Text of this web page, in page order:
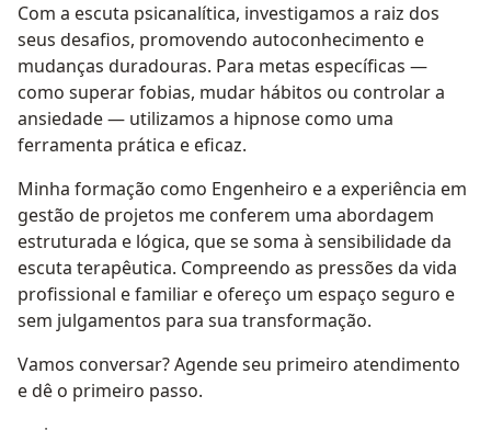
​Com a escuta psicanalítica, investigamos a raiz dos
seus desafios, promovendo autoconhecimento e
mudanças duradouras. Para metas específicas —
como superar fobias, mudar hábitos ou controlar a
ansiedade — utilizamos a hipnose como uma
ferramenta prática e eficaz.
​Minha formação como Engenheiro e a experiência em
gestão de projetos me conferem uma abordagem
estruturada e lógica, que se soma à sensibilidade da
escuta terapêutica. Compreendo as pressões da vida
profissional e familiar e ofereço um espaço seguro e
sem julgamentos para sua transformação.
​Vamos conversar? Agende seu primeiro atendimento
e dê o primeiro passo.